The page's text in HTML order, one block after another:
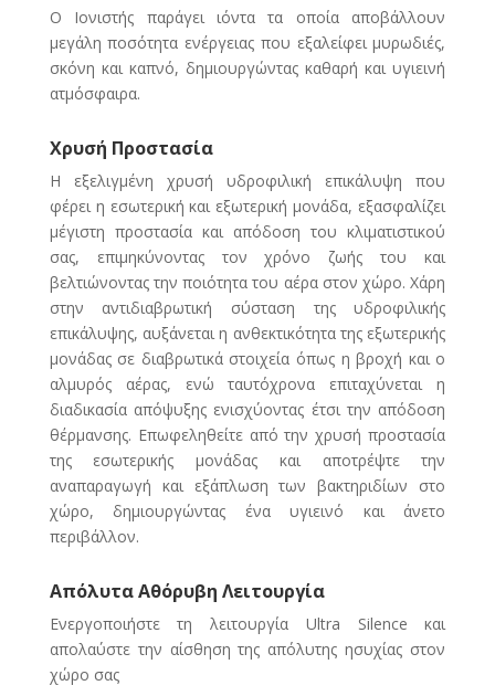
Ο Ιονιστής παράγει ιόντα τα οποία αποβάλλουν
μεγάλη ποσότητα ενέργειας που εξαλείφει μυρωδιές,
σκόνη και καπνό, δημιουργώντας καθαρή και υγιεινή
ατμόσφαιρα.
Χρυσή Προστασία
Η εξελιγμένη χρυσή υδροφιλική επικάλυψη που
φέρει η εσωτερική και εξωτερική μονάδα, εξασφαλίζει
μέγιστη προστασία και απόδοση του κλιματιστικού
σας, επιμηκύνοντας τον χρόνο ζωής του και
βελτιώνοντας την ποιότητα του αέρα στον χώρο. Χάρη
στην αντιδιαβρωτική σύσταση της υδροφιλικής
επικάλυψης, αυξάνεται η ανθεκτικότητα της εξωτερικής
μονάδας σε διαβρωτικά στοιχεία όπως η βροχή και ο
αλμυρός αέρας, ενώ ταυτόχρονα επιταχύνεται η
διαδικασία απόψυξης ενισχύοντας έτσι την απόδοση
θέρμανσης. Επωφεληθείτε από την χρυσή προστασία
της εσωτερικής μονάδας και αποτρέψτε την
αναπαραγωγή και εξάπλωση των βακτηριδίων στο
χώρο, δημιουργώντας ένα υγιεινό και άνετο
περιβάλλον.
Απόλυτα Αθόρυβη Λειτουργία
Ενεργοποιήστε τη λειτουργία Ultra Silence και
απολαύστε την αίσθηση της απόλυτης ησυχίας στον
χώρο σας